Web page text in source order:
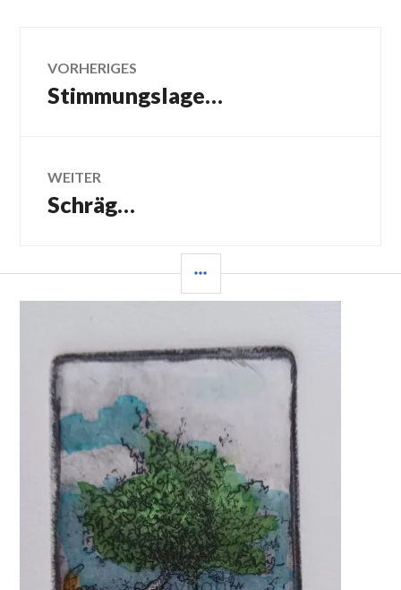
Beitragsnavigation
VORHERIGES
Vorheriger
Stimmungslage…
WEITER
Nächster
Schräg…